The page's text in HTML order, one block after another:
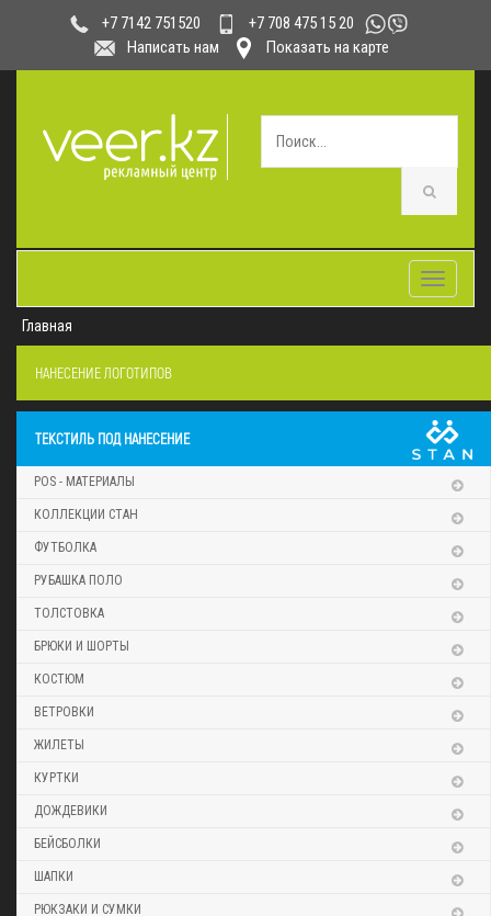
+7 7142 751520
+7 708 475 15 20
Написать нам
Показать на карте
Toggle
Главная
НАНЕСЕНИЕ ЛОГОТИПОВ
ТЕКСТИЛЬ ПОД НАНЕСЕНИЕ
POS - МАТЕРИАЛЫ
КОЛЛЕКЦИИ СТАН
ФУТБОЛКА
РУБАШКА ПОЛО
ТОЛСТОВКА
БРЮКИ И ШОРТЫ
КОСТЮМ
ВЕТРОВКИ
ЖИЛЕТЫ
КУРТКИ
ДОЖДЕВИКИ
БЕЙСБОЛКИ
ШАПКИ
РЮКЗАКИ И СУМКИ